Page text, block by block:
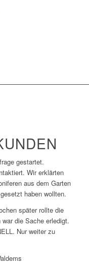
gestartet.
Wir erklärten
aus dem Garten
haben wollten.
später rollte die
die Sache erledigt.
Nur weiter zu